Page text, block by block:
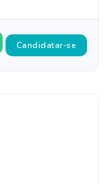
Candidatar-se